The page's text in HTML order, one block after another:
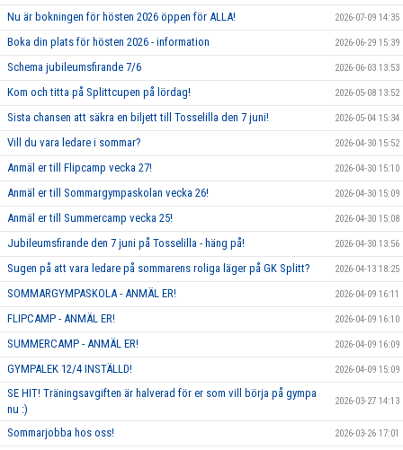
Nu är bokningen för hösten 2026 öppen för ALLA! 2026-07-09 14:35
Boka din plats för hösten 2026 - information 2026-06-29 15:39
Schema jubileumsfirande 7/6 2026-06-03 13:53
Kom och titta på Splittcupen på lördag! 2026-05-08 13:52
Sista chansen att säkra en biljett till Tosselilla den 7 juni! 2026-05-04 15:34
Vill du vara ledare i sommar? 2026-04-30 15:52
Anmäl er till Flipcamp vecka 27! 2026-04-30 15:10
Anmäl er till Sommargympaskolan vecka 26! 2026-04-30 15:09
Anmäl er till Summercamp vecka 25! 2026-04-30 15:08
Jubileumsfirande den 7 juni på Tosselilla - häng på! 2026-04-30 13:56
Sugen på att vara ledare på sommarens roliga läger på GK Splitt? 2026-04-13 18:25
SOMMARGYMPASKOLA - ANMÄL ER! 2026-04-09 16:11
FLIPCAMP - ANMÄL ER! 2026-04-09 16:10
SUMMERCAMP - ANMÄL ER! 2026-04-09 16:09
GYMPALEK 12/4 INSTÄLLD! 2026-04-09 15:09
SE HIT! Träningsavgiften är halverad för er som vill börja på gympa
nu :)
2026-03-27 14:13
Sommarjobba hos oss! 2026-03-26 17:01